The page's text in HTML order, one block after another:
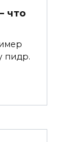
что
пидр.